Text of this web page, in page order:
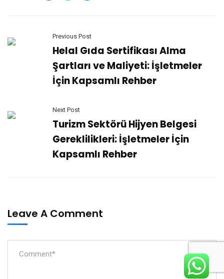
Previous Post
Helal Gıda Sertifikası Alma
Şartları ve Maliyeti: İşletmeler
İçin Kapsamlı Rehber
Next Post
Turizm Sektörü Hijyen Belgesi
Gereklilikleri: İşletmeler İçin
Kapsamlı Rehber
Leave A Comment